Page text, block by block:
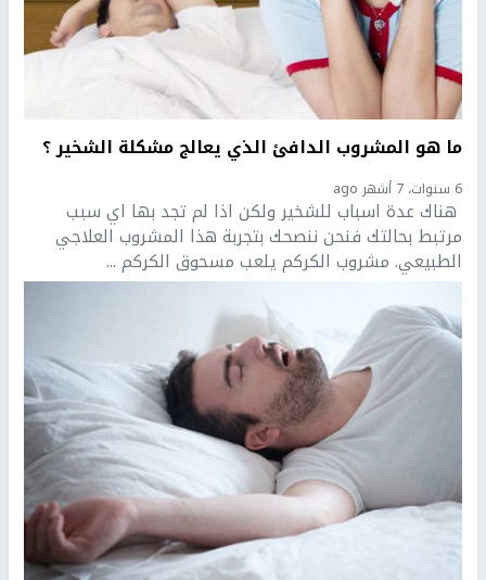
ما هو المشروب الدافئ الذي يعالج مشكلة الشخير ؟
6 سنوات، 7 أشهر ago
هناك عدة اسباب للشخير ولكن اذا لم تجد بها اي سبب
مرتبط بحالتك فنحن ننصحك بتجربة هذا المشروب العلاجي
الطبيعي. مشروب الكركم يلعب مسحوق الكركم ...